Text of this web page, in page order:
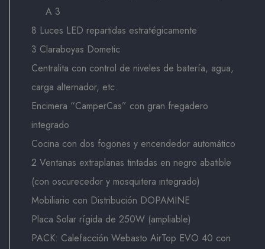
A 3
8 Luces LED repartidas estratégicamente
3 Claraboyas Dometic
Centralita con control de niveles de batería, agua,
carga alternador, etc.
Encimera “CamperCas” con gran fregadero
integrado
Cocina con dos fogones y encendedor automático
2 Ventanas extraplanas tintadas en negro abatible
(con oscurecedor y mosquitera integrado)
Mobiliario con Distribución DOPAMINE
Placa Solar rígida de 250W (ampliable)
PACK: Calefacción Webasto AirTop EVO 40 con